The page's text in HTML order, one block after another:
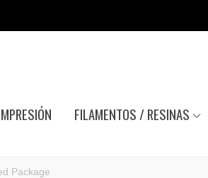
FILAMENTOS / RESINAS
Package